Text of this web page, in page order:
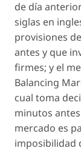
de día
siglas en
provisiones
antes y que
firmes; y el
Balancing
cual toma
minutos
mercado es
imposibilidad